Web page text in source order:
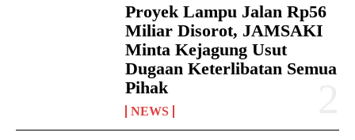
Proyek Lampu Jalan Rp56
Miliar Disorot, JAMSAKI
Minta Kejagung Usut
Dugaan Keterlibatan Semua
Pihak
NEWS